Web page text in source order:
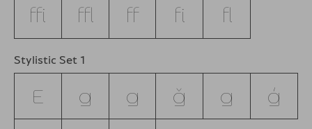
ffi ffl ff fi fl
Stylistic Set 1
E g ğ ǧ ĝ
ģ